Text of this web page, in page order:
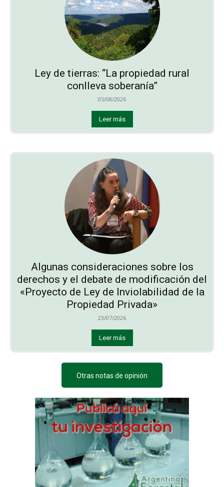
Ley de tierras: “La propiedad rural
conlleva soberanía”
05/08/2026
Leer más
Algunas consideraciones sobre los
derechos y el debate de modificación del
«Proyecto de Ley de Inviolabilidad de la
Propiedad Privada»
23/07/2026
Leer más
Otras notas de opinión